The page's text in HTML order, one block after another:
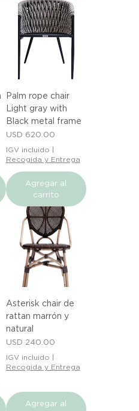
Palm rope chair
Light gray with
Black metal frame
Precio
USD 620.00
IGV incluido |
Recogida y Entrega
Agregar al
carrito
Asterisk chair de
rattan marrón y
natural
Precio
USD 240.00
IGV incluido
Recogida y Entrega
Agregar al